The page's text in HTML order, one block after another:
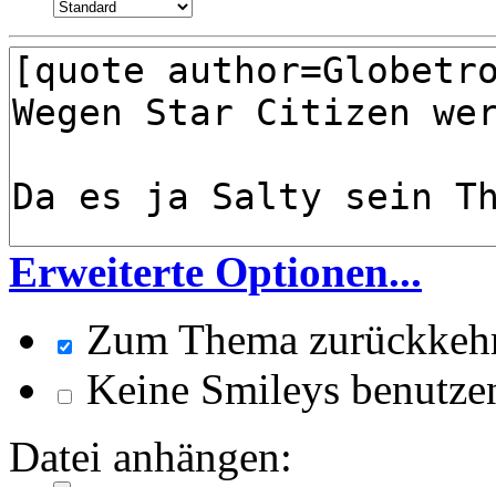
Erweiterte Optionen...
Zum Thema
Keine Smileys
Datei anhängen: